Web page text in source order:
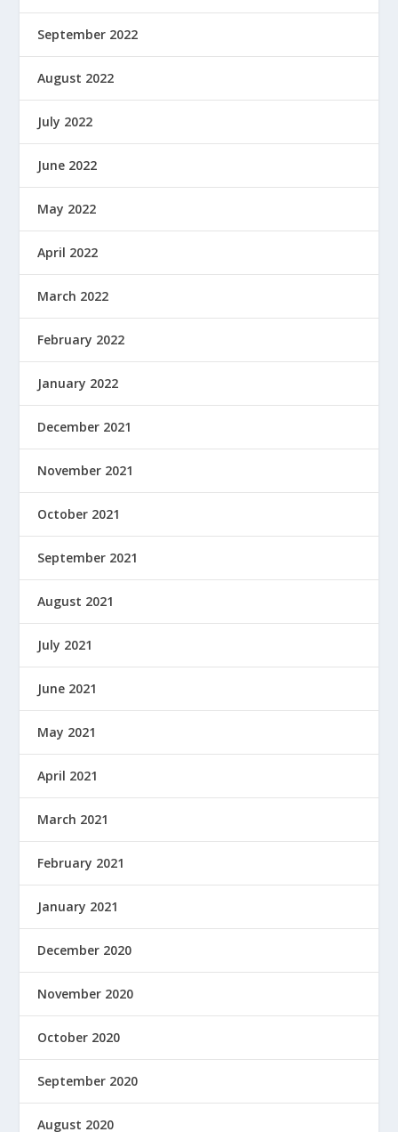
September 2022
August 2022
July 2022
June 2022
May 2022
April 2022
March 2022
February 2022
January 2022
December 2021
November 2021
October 2021
September 2021
August 2021
July 2021
June 2021
May 2021
April 2021
March 2021
February 2021
January 2021
December 2020
November 2020
October 2020
September 2020
August 2020